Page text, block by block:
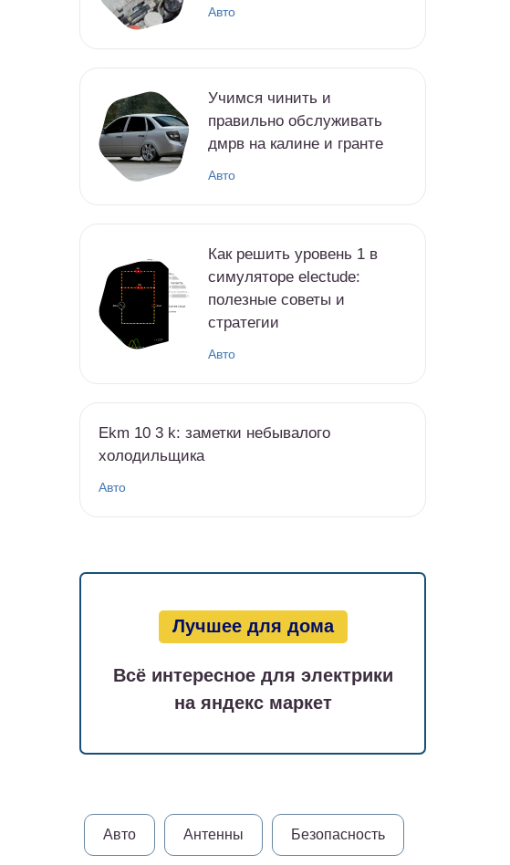
Авто
Учимся чинить и
правильно обслуживать
дмрв на калине и гранте
Авто
Как решить уровень 1 в
симуляторе electude:
полезные советы и
стратегии
Авто
Ekm 10 3 k: заметки небывалого
холодильщика
Авто
Лучшее для дома
Всё интересное для электрики
на яндекс маркет
Авто Антенны Безопасность